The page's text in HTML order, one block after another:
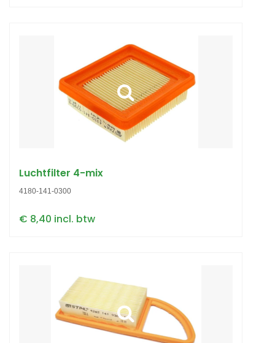
Luchtfilter 4-mix
4180-141-0300
€ 8,40 incl. btw